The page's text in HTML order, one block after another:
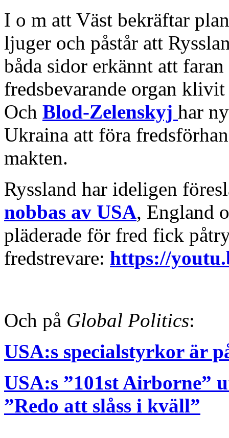
I o m att Väst bekräftar
ljuger och påstår att
båda sidor erkännt att
fredsbevarande organ
Och Blod-Zelenskyj har
Ukraina att föra
makten.
Ryssland har ideligen
nobbas av USA, England
pläderade för fred fick
fredstrevare: https://
Och på Global Politics:
USA:s specialstyrkor är
USA:s ”101st Airborne”
”Redo att slåss i kväll”